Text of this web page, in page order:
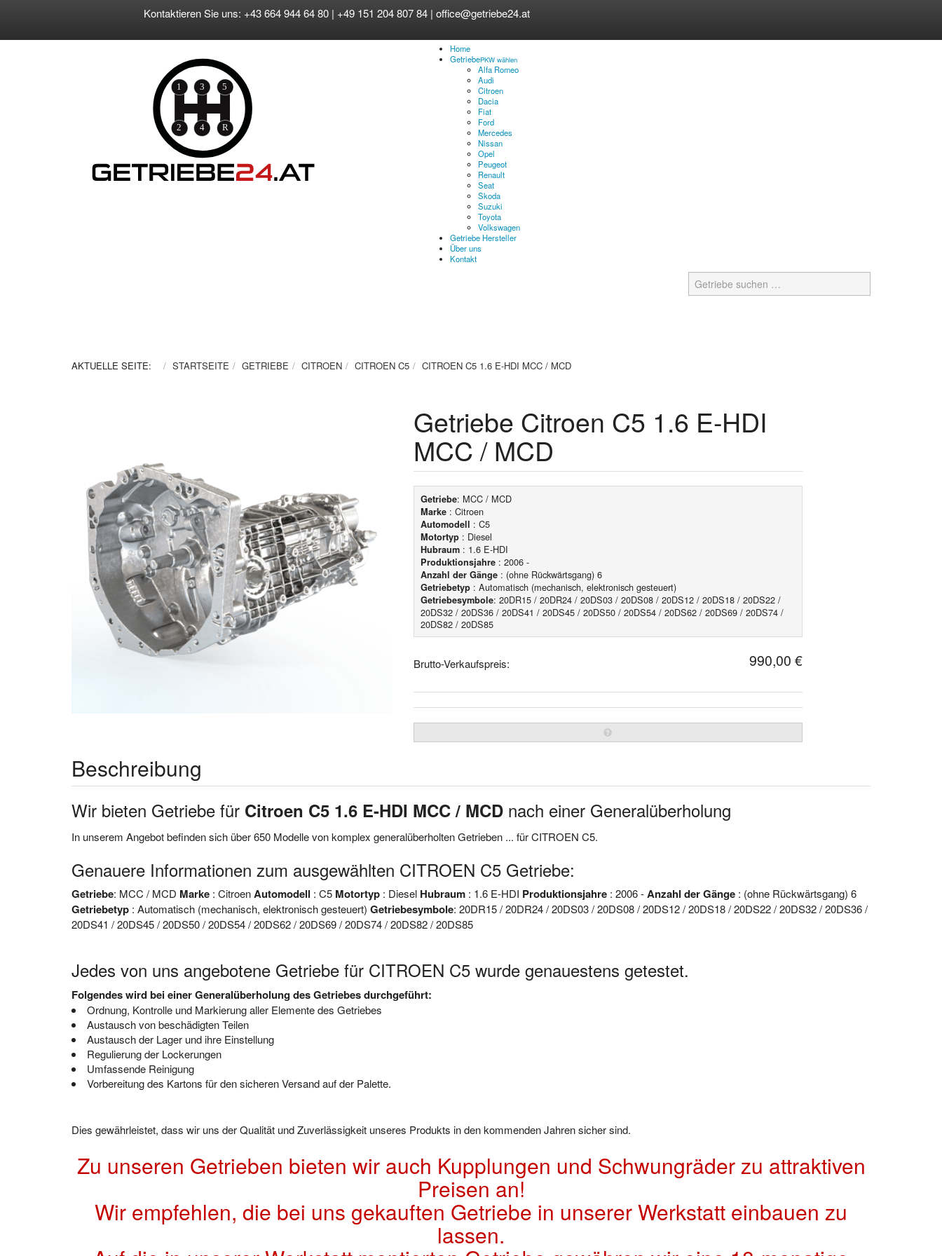
Kontaktieren Sie uns: +43 664 944 64 80 | +49 151 204 807 84 |office@getriebe24.at
Home
GetriebePKW wählen
Alfa Romeo
Audi
Citroen
Dacia
Fiat
Ford
Mercedes
Nissan
Opel
Peugeot
Renault
Seat
Skoda
Suzuki
Toyota
Volkswagen
Getriebe Hersteller
Über uns
Kontakt
AKTUELLE SEITE: STARTSEITE GETRIEBE CITROEN CITROEN C5 CITROEN C5 1.6 E-HDI MCC / MCD
Getriebe Citroen C5 1.6 E-HDI
MCC / MCD
Getriebe: MCC / MCD
Marke: Citroen
Automodell : C5
Motortyp: Diesel
Hubraum: 1.6 E-HDI
Produktionsjahre: 2006 -
Anzahl der Gänge: (ohne Rückwärtsgang) 6
Getriebetyp: Automatisch (mechanisch, elektronisch gesteuert)
Getriebesymbole: 20DR15 / 20DR24 / 20DS03 / 20DS08 / 20DS12 / 20DS18 / 20DS22 /
20DS32 / 20DS36 / 20DS41 / 20DS45 / 20DS50 / 20DS54 / 20DS62 / 20DS69 / 20DS74 /
20DS82 / 20DS85
Brutto-Verkaufspreis: 990,00 €
Beschreibung
Wir bieten Getriebe für Citroen C5 1.6 E-HDI MCC / MCD nach einer Generalüberholung
In unserem Angebot befinden sich über 650 Modelle von komplex generalüberholten Getrieben ... für CITROEN C5.
Genauere Informationen zum ausgewählten CITROEN C5 Getriebe:
Getriebe: MCC / MCD Marke : CitroenAutomodell : C5 Motortyp : Diesel Hubraum : 1.6 E-HDI Produktionsjahre : 2006 -Anzahl der Gänge : (ohne Rückwärtsgang) 6
Getriebetyp : Automatisch (mechanisch, elektronisch gesteuert) Getriebesymbole: 20DR15 / 20DR24 / 20DS03 / 20DS08 / 20DS12 / 20DS18 / 20DS22 / 20DS32 / 20DS36 /
20DS41 / 20DS45 / 20DS50 / 20DS54 / 20DS62 / 20DS69 / 20DS74 / 20DS82 / 20DS85
Jedes von uns angebotene Getriebe für CITROEN C5 wurde genauestens getestet.
Folgendes wird bei einer Generalüberholung des Getriebes durchgeführt:
Ordnung, Kontrolle und Markierung aller Elemente des Getriebes
Austausch von beschädigten Teilen
Austausch der Lager und ihre Einstellung
Regulierung der Lockerungen
Umfassende Reinigung
Vorbereitung des Kartons für den sicheren Versand auf der Palette.
Dies gewährleistet, dass wir uns der Qualität und Zuverlässigkeit unseres Produkts in den kommenden Jahren sicher sind.
Zu unseren Getrieben bieten wir auch Kupplungen und Schwungräder zu attraktiven
Preisen an!
Wir empfehlen, die bei uns gekauften Getriebe in unserer Werkstatt einbauen zu
lassen.